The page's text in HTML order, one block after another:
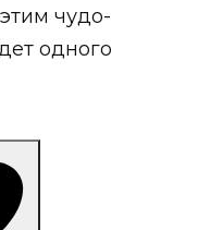
чудо-
одного